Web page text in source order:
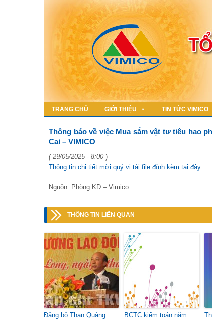
TRANG CHỦ GIỚI THIỆU TIN TỨC VIMICO
Thông báo về việc Mua sắm vật tư tiêu hao
Cai – VIMICO
( 29/05/2025 - 8:00 )
Thông tin chi tiết mời quý vị tải file đính kèm tại đây
Nguồn: Phòng KD – Vimico
THÔNG TIN LIÊN QUAN
Đảng bộ Than Quảng
BCTC kiểm toán năm